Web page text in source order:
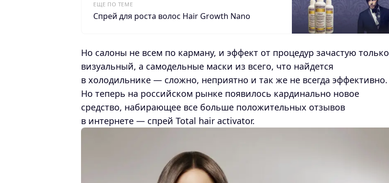
ЕЩЕ ПО ТЕМЕ
Спрей для роста волос Hair Growth Nano
Но салоны не всем по карману, и эффект от процедур зачастую только
визуальный, а самодельные маски из всего, что найдется
в холодильнике — сложно, неприятно и так же не всегда эффективно.
Но теперь на российском рынке появилось кардинально новое
средство, набирающее все больше положительных отзывов
в интернете — спрей Total hair activator.